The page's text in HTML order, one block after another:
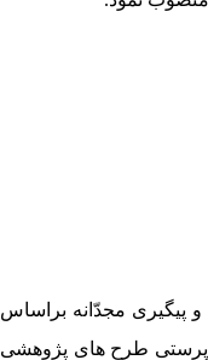
پیگیری مجدّانه براساس
طرح های پژوهشی